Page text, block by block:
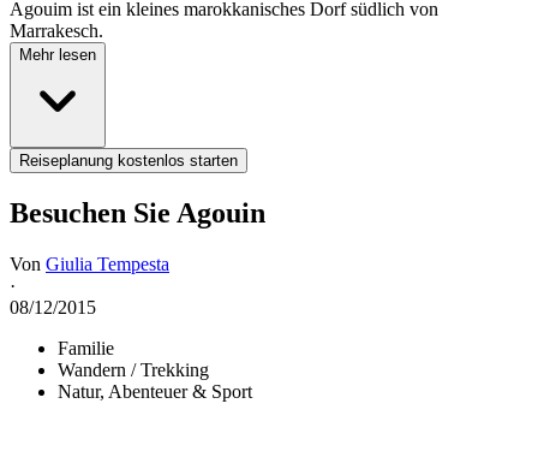
Agouim ist ein kleines marokkanisches Dorf südlich von
Marrakesch.
Mehr lesen
Reiseplanung kostenlos starten
Besuchen Sie Agouin
Von Giulia Tempesta
·
08/12/2015
Familie
Wandern / Trekking
Natur, Abenteuer & Sport